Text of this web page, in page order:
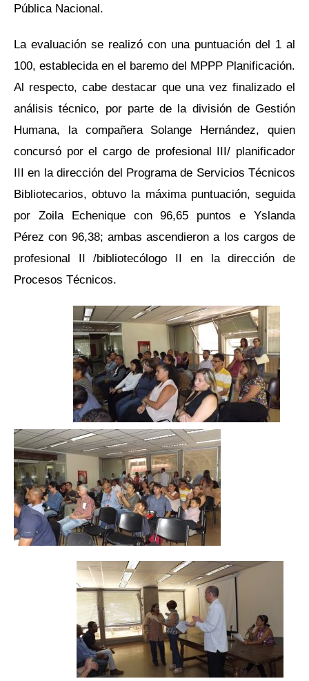
Pública Nacional.
La evaluación se realizó con una puntuación del 1 al
100, establecida en el baremo del MPPP Planificación.
Al respecto, cabe destacar que una vez finalizado el
análisis técnico, por parte de la división de Gestión
Humana, la compañera Solange Hernández, quien
concursó por el cargo de profesional III/ planificador
III en la dirección del Programa de Servicios Técnicos
Bibliotecarios, obtuvo la máxima puntuación, seguida
por Zoila Echenique con 96,65 puntos e Yslanda
Pérez con 96,38; ambas ascendieron a los cargos de
profesional II /bibliotecólogo II en la dirección de
Procesos Técnicos.